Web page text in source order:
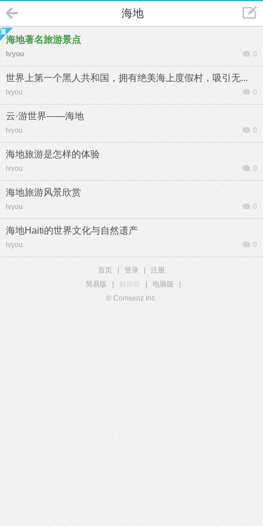
海地
海地著名旅游景点
lvyou 0
世界上第一个黑人共和国，拥有绝美海上度假村，吸引无...
lvyou 0
云·游世界——海地
lvyou 0
海地旅游是怎样的体验
lvyou 0
海地旅游风景欣赏
lvyou 0
海地Haiti的世界文化与自然遗产
lvyou 0
首页 登录
注册
简易版
触屏版 电脑版
© Comsenz Inc.